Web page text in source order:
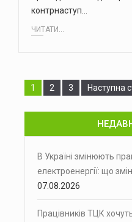
контрнаступ…
ЧИТАТИ...
Сторінка
1 Сторінка
2 Сторінка
3 Наступна
В Україні змінюють
електроенергії: що
07.08.2026
Працівників ТЦК